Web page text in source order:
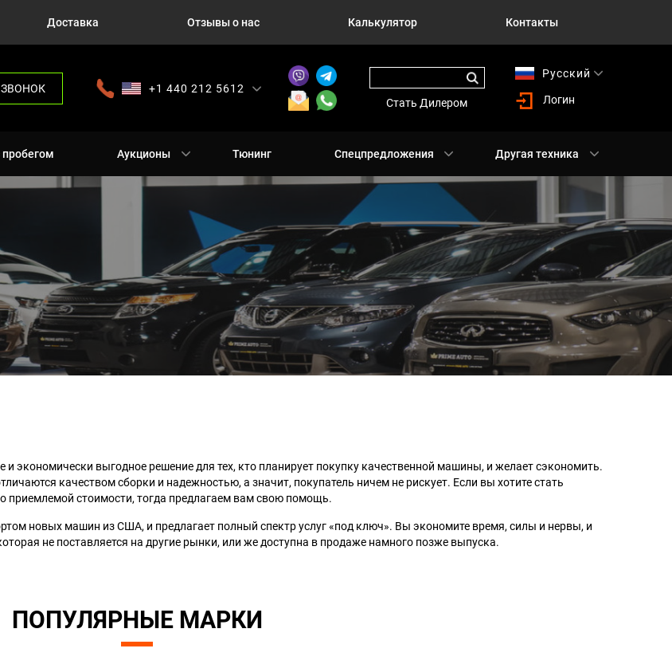
Доставка Отзывы о нас Калькулятор Контакты
ЗВОНОК
+1 440 212 5612
Стать Дилером
Русский
Логин
пробегом Аукционы Тюнинг Спецпредложения Другая техника
экономически выгодное решение для тех, кто планирует покупку качественной машины, и желает сэкономить.
качеством сборки и надежностью, а значит, покупатель ничем не рискует. Если вы хотите стать
стоимости, тогда предлагаем вам свою помощь.
новых машин из США, и предлагает полный спектр услуг «под ключ». Вы экономите время, силы и нервы, и
не поставляется на другие рынки, или же доступна в продаже намного позже выпуска.
ПОПУЛЯРНЫЕ МАРКИ